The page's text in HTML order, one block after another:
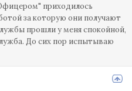
приходилось
за которую они получают
прошли у меня спокойной,
До сих пор испытываю